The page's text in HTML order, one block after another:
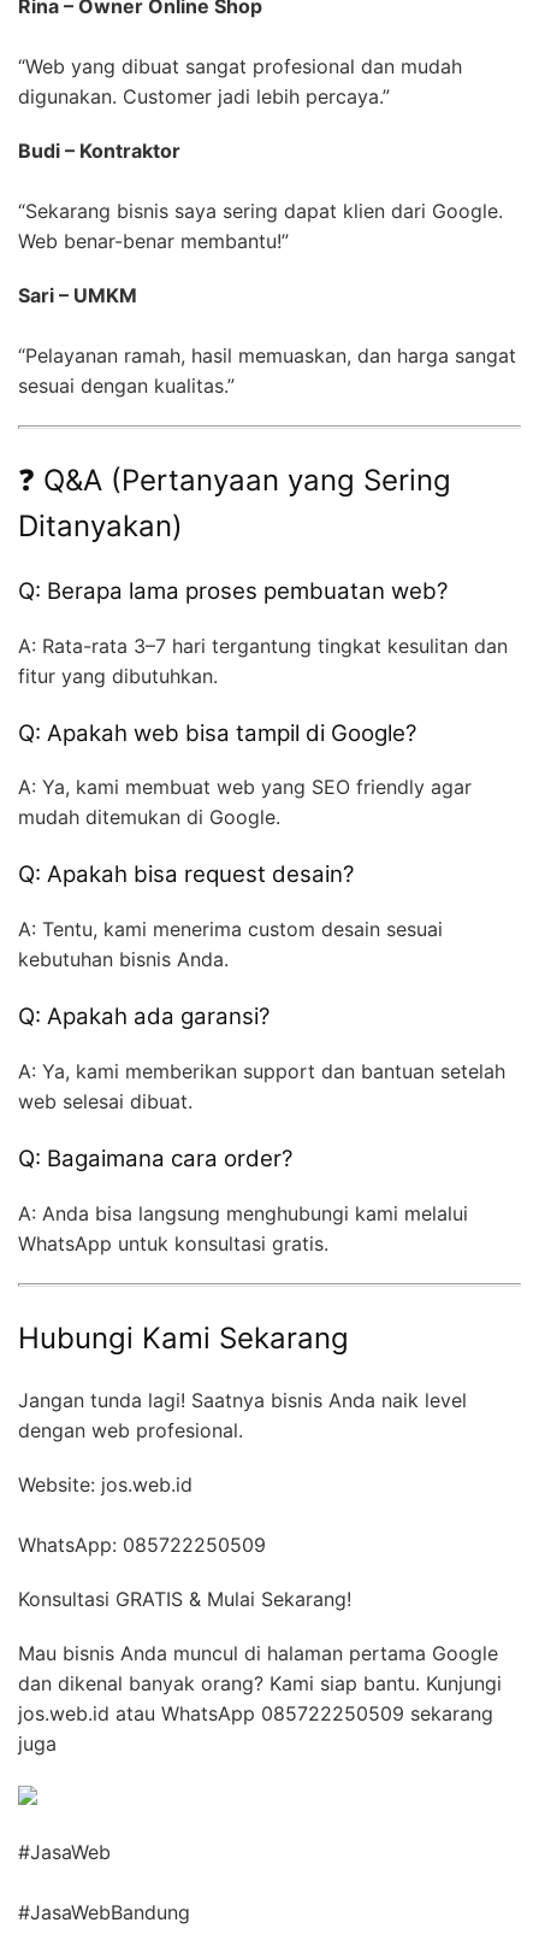
Rina – Owner Online Shop
“Web yang dibuat sangat profesional dan mudah
digunakan. Customer jadi lebih percaya.”
Budi – Kontraktor
“Sekarang bisnis saya sering dapat klien dari Google.
Web benar-benar membantu!”
Sari – UMKM
“Pelayanan ramah, hasil memuaskan, dan harga sangat
sesuai dengan kualitas.”
❓ Q&A (Pertanyaan yang Sering
Ditanyakan)
Q: Berapa lama proses pembuatan web?
A: Rata-rata 3–7 hari tergantung tingkat kesulitan dan
fitur yang dibutuhkan.
Q: Apakah web bisa tampil di Google?
A: Ya, kami membuat web yang SEO friendly agar
mudah ditemukan di Google.
Q: Apakah bisa request desain?
A: Tentu, kami menerima custom desain sesuai
kebutuhan bisnis Anda.
Q: Apakah ada garansi?
A: Ya, kami memberikan support dan bantuan setelah
web selesai dibuat.
Q: Bagaimana cara order?
A: Anda bisa langsung menghubungi kami melalui
WhatsApp untuk konsultasi gratis.
Hubungi Kami Sekarang
Jangan tunda lagi! Saatnya bisnis Anda naik level
dengan web profesional.
Website: jos.web.id
WhatsApp: 085722250509
Konsultasi GRATIS & Mulai Sekarang!
Mau bisnis Anda muncul di halaman pertama Google
dan dikenal banyak orang? Kami siap bantu. Kunjungi
jos.web.id atau WhatsApp 085722250509 sekarang
juga
#JasaWeb
#JasaWebBandung